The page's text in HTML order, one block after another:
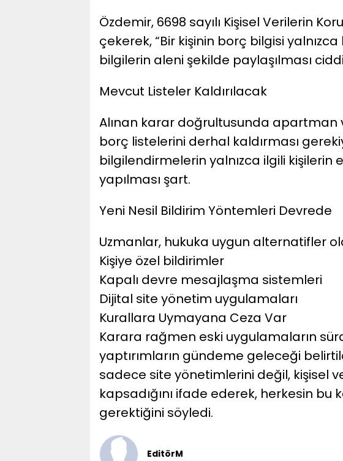
Özdemir, 6698 sayılı Kişisel Verilerin
çekerek, “Bir kişinin borç bilgisi
bilgilerin aleni şekilde paylaşılması
Mevcut Listeler Kaldırılacak
Alınan karar doğrultusunda
borç listelerini derhal kaldırması
bilgilendirmelerin yalnızca ilgili
yapılması şart.
Yeni Nesil Bildirim Yöntemleri Devrede
Uzmanlar, hukuka uygun alternatifler
Kişiye özel bildirimler
Kapalı devre mesajlaşma sistemleri
Dijital site yönetim uygulamaları
Kurallara Uymayana Ceza Var
Karara rağmen eski uygulamaların
yaptırımların gündeme geleceği
sadece site yönetimlerini değil, kişisel
kapsadığını ifade ederek, herkesin
gerektiğini söyledi.
EditörM